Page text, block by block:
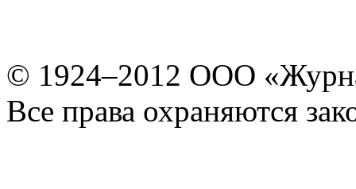
© 1924–2012 ООО
Все права охраняются